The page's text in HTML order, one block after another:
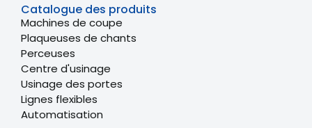
Catalogue des produits
Machines de coupe
Plaqueuses de chants
Perceuses
Centre d'usinage
Usinage des portes
Lignes flexibles
Automatisation